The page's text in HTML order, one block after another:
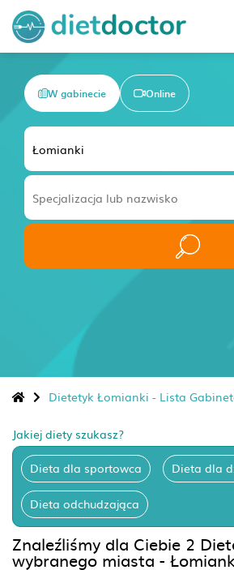
W gabinecie Online
Dietetyk Łomianki - Lista
Jakiej diety szukasz?
Dieta dla sportowca Dieta dla
Dieta odchudzająca
Znaleźliśmy dla Ciebie 2
wybranego miasta -